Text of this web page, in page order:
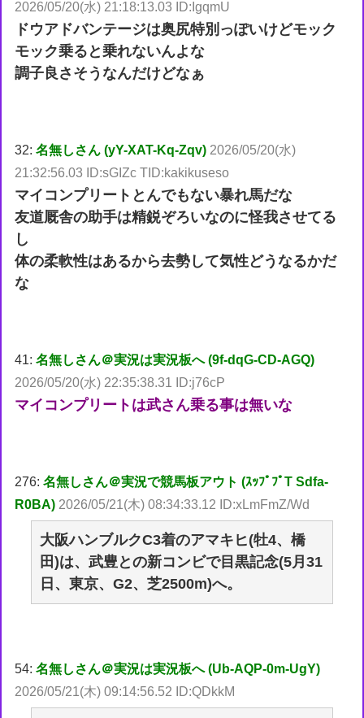
2026/05/20(水) 21:18:13.03 ID:IgqmU
ドウアドバンテージは奥尻特別っぽいけどモック
モック乗ると乗れないんよな
調子良さそうなんだけどなぁ
32:名無しさん (yY-XAT-Kq-Zqv) 2026/05/20(水)
21:32:56.03 ID:sGIZc TID:kakikuseso
マイコンプリートとんでもない暴れ馬だな
友道厩舎の助手は精鋭ぞろいなのに怪我させてる
し
体の柔軟性はあるから去勢して気性どうなるかだ
な
41:名無しさん＠実況は実況板へ (9f-dqG-CD-AGQ)
2026/05/20(水) 22:35:38.31 ID:j76cP
マイコンプリートは武さん乗る事は無いな
276:名無しさん＠実況で競馬板アウト (ｽｯﾌﾟﾌﾟT Sdfa-
R0BA) 2026/05/21(木) 08:34:33.12 ID:xLmFmZ/Wd
大阪ハンブルクC3着のアマキヒ(牡4、橋
田)は、武豊との新コンビで目黒記念(5月31
日、東京、G2、芝2500m)へ。
54:名無しさん＠実況は実況板へ (Ub-AQP-0m-UgY)
2026/05/21(木) 09:14:56.52 ID:QDkkM